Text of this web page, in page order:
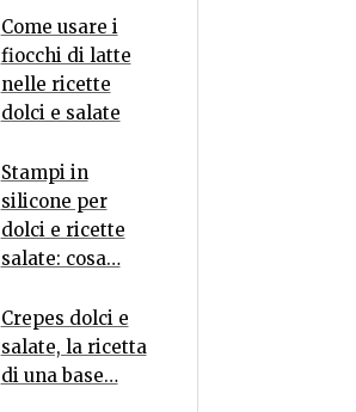
Come usare i
fiocchi di latte
nelle ricette
dolci e salate
Stampi in
silicone per
dolci e ricette
salate: cosa…
Crepes dolci e
salate, la ricetta
di una base…